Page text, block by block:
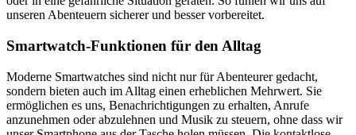
unseren Abenteuern sicherer und besser vorbereitet.
Smartwatch-Funktionen für den Alltag
Moderne Smartwatches sind nicht nur für Abenteurer gedacht,
sondern bieten auch im Alltag einen erheblichen Mehrwert. Sie
ermöglichen es uns, Benachrichtigungen zu erhalten, Anrufe
anzunehmen oder abzulehnen und Musik zu steuern, ohne dass wir